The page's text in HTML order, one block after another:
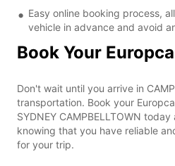
Easy online booking process,
vehicle in advance and avoid
Book Your
Don't wait until you arrive in
transportation. Book your
SYDNEY CAMPBELLTOWN
knowing that you have reliable
for your trip.